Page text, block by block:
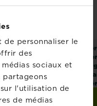
de personnaliser le
des
sociaux et
l'utilisation de
de médias
terre
fleurs du
sans
Trouver un magasin